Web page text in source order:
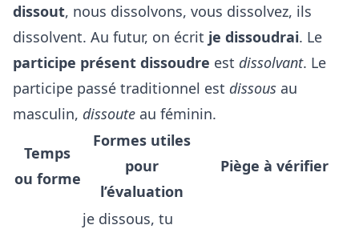
dissout, nous dissolvons, vous dissolvez, ils
dissolvent. Au futur, on écrit je dissoudrai. Le
participe présent dissoudre est dissolvant. Le
participe passé traditionnel est dissous au
masculin, dissoute au féminin.
Temps
ou forme
Formes utiles
pour
l’évaluation
Piège à vérifier
je dissous, tu